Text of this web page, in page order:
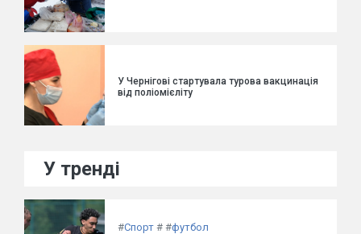
У Чернігові стартувала турова вакцинація
від поліомієліту
У тренді
#Спорт # #футбол